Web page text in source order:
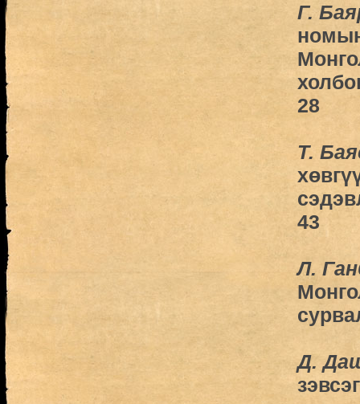
Г.
28
Т.
43
Л.
Д.